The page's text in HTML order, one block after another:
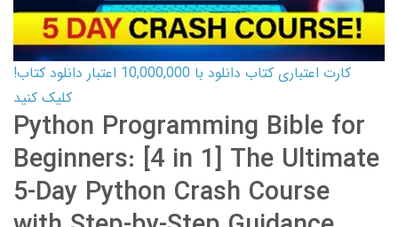
کارت اعتباری کتاب دانلود با 10,000,000 اعتبار دانلود کتاب!
کلیک کنید
Python Programming Bible for
Beginners: [4 in 1] The Ultimate
5-Day Python Crash Course